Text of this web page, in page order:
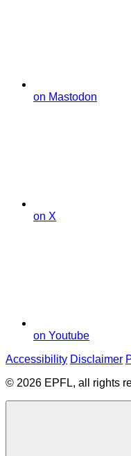
on Mastodon
on X
on Youtube
Accessibility Disclaimer
© 2026 EPFL, all rights